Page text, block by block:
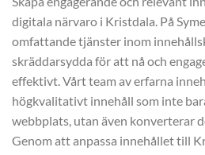
digitala närvaro i Kristdala. På
omfattande tjänster inom
skräddarsydda för att nå och
effektivt. Vårt team av erfarna
högkvalitativt innehåll som inte
webbplats, utan även konverterar
Genom att anpassa innehållet till